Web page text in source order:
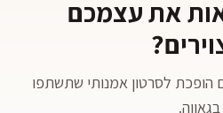
את עצמכם
לסרטון אמנותי שתשתפו
בגאווה.